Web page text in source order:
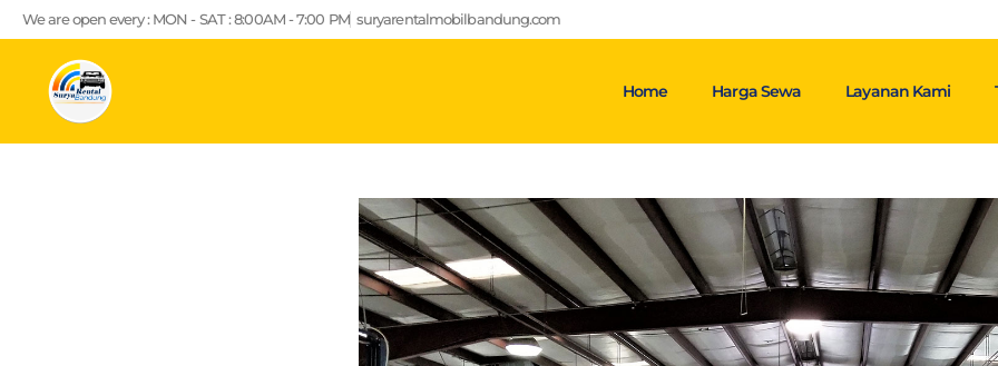
Lewati
ke
konten
We are open every : MON - SAT : 8:00AM - 7:00 PM suryarentalmobilbandung.com
Home Harga Sewa Layanan Kami